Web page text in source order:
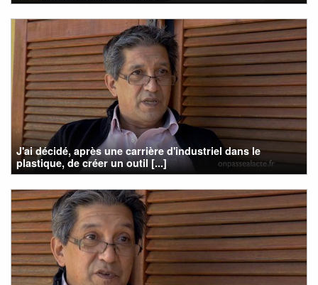
J'ai décidé, après une carrière d'industriel dans le
plastique, de créer un outil [...]